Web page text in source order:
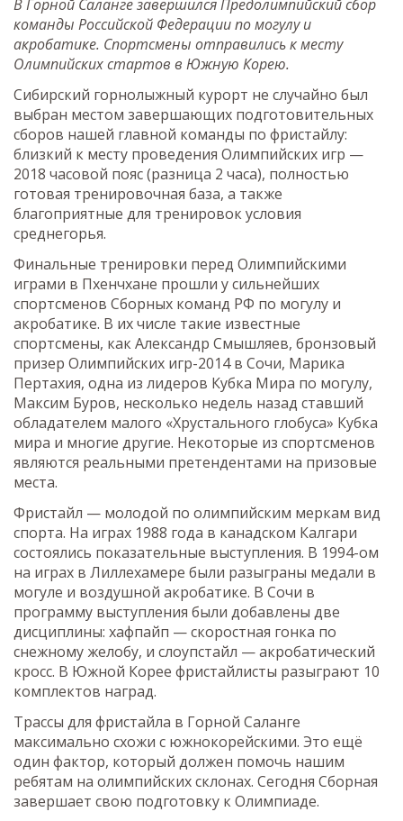
В Горной Саланге завершился Предолимпийский сбор
команды Российской Федерации по могулу и
акробатике. Спортсмены отправились к месту
Олимпийских стартов в Южную Корею.
Сибирский горнолыжный курорт не случайно был
выбран местом завершающих подготовительных
сборов нашей главной команды по фристайлу:
близкий к месту проведения Олимпийских игр —
2018 часовой пояс (разница 2 часа), полностью
готовая тренировочная база, а также
благоприятные для тренировок условия
среднегорья.
Финальные тренировки перед Олимпийскими
играми в Пхенчхане прошли у сильнейших
спортсменов Сборных команд РФ по могулу и
акробатике. В их числе такие известные
спортсмены, как Александр Смышляев, бронзовый
призер Олимпийских игр-2014 в Сочи, Марика
Пертахия, одна из лидеров Кубка Мира по могулу,
Максим Буров, несколько недель назад ставший
обладателем малого «Хрустального глобуса» Кубка
мира и многие другие. Некоторые из спортсменов
являются реальными претендентами на призовые
места.
Фристайл — молодой по олимпийским меркам вид
спорта. На играх 1988 года в канадском Калгари
состоялись показательные выступления. В 1994-ом
на играх в Лиллехамере были разыграны медали в
могуле и воздушной акробатике. В Сочи в
программу выступления были добавлены две
дисциплины: хафпайп — скоростная гонка по
снежному желобу, и слоупстайл — акробатический
кросс. В Южной Корее фристайлисты разыграют 10
комплектов наград.
Трассы для фристайла в Горной Саланге
максимально схожи с южнокорейскими. Это ещё
один фактор, который должен помочь нашим
ребятам на олимпийских склонах. Сегодня Сборная
завершает свою подготовку к Олимпиаде.